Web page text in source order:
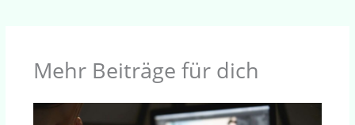
Mehr Beiträge für dich